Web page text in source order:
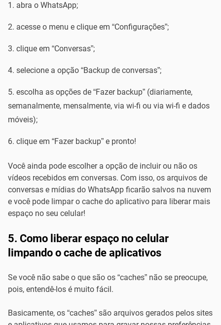
abra o WhatsApp;
acesse o menu e clique em “Configurações”;
clique em “Conversas”;
selecione a opção “Backup de conversas”;
escolha as opções de “Fazer backup” (diariamente,
semanalmente, mensalmente, via wi-fi ou via wi-fi e dados
móveis);
clique em “Fazer backup” e pronto!
Você ainda pode escolher a opção de incluir ou não os
vídeos recebidos em conversas. Com isso, os arquivos de
conversas e mídias do WhatsApp ficarão salvos na nuvem
e você pode limpar o cache do aplicativo para liberar mais
espaço no seu celular!
5. Como liberar espaço no celular
limpando o cache de aplicativos
Se você não sabe o que são os “caches” não se preocupe,
pois, entendê-los é muito fácil.
Basicamente, os “caches” são arquivos gerados pelos sites